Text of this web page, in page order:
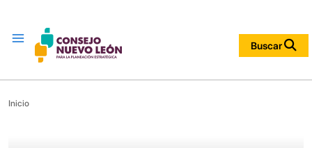
Menu
Buscar
Inicio